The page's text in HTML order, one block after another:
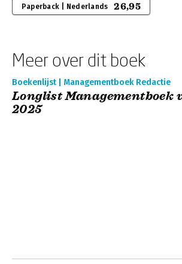
Paperback | Nederlands 26,95
Meer over dit boek
Boekenlijst | Managementboek Redactie
Longlist Managementboek
2025